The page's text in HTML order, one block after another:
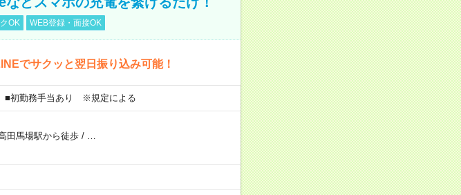
OK WEB登録・面接OK
でサクッと翌日振り込み可能！
初勤務手当あり ※規定による
田馬場駅から徒歩/